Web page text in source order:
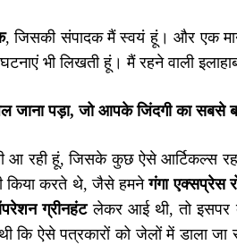
, जिसकी संपादक मैं स्वयं हूं। और एक
भी लिखती हूं। मैं रहने वाली
पड़ा, जो आपके जिंदगी का सबसे
आ रही हूं, जिसके कुछ ऐसे आर्टिकल्स
किया करते थे, जैसे हमनेगंगा एक्सप्रेस
ग्रीनहंटलेकर आई थी, तो इसपर
कि ऐसे पत्रकारों को जेलों में डाला